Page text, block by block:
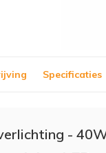
Specificaties
-